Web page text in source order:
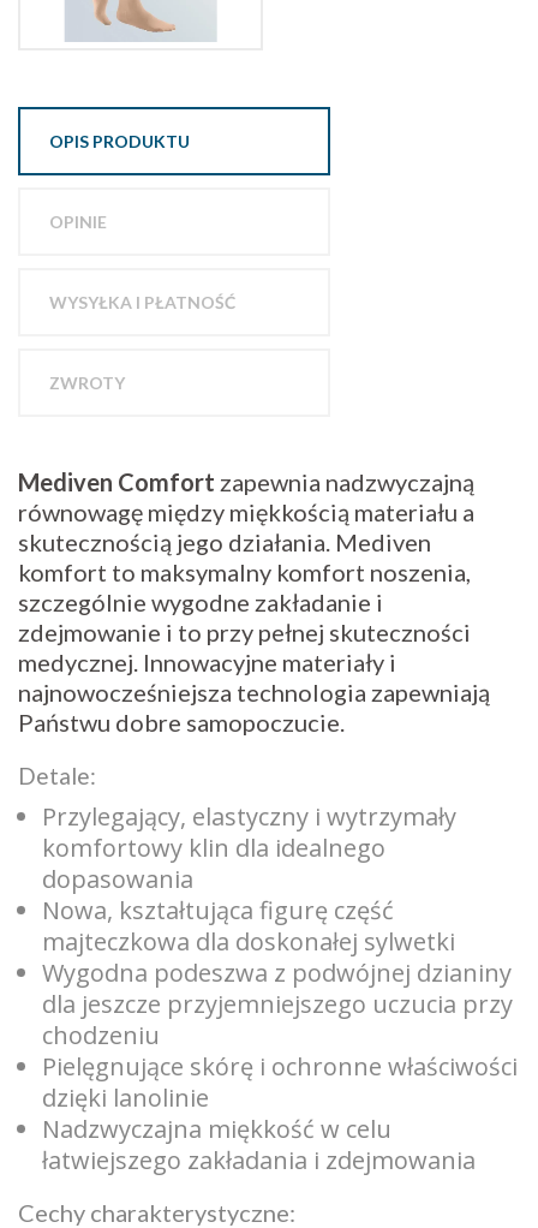
OPIS PRODUKTU
OPINIE
WYSYŁKA I PŁATNOŚĆ
ZWROTY
Mediven Comfort zapewnia nadzwyczajną
równowagę między miękkością materiału a
skutecznością jego działania. Mediven
komfort to maksymalny komfort noszenia,
szczególnie wygodne zakładanie i
zdejmowanie i to przy pełnej skuteczności
medycznej. Innowacyjne materiały i
najnowocześniejsza technologia zapewniają
Państwu dobre samopoczucie.
Detale:
Przylegający, elastyczny i wytrzymały
komfortowy klin dla idealnego
dopasowania
Nowa, kształtująca figurę część
majteczkowa dla doskonałej sylwetki
Wygodna podeszwa z podwójnej dzianiny
dla jeszcze przyjemniejszego uczucia przy
chodzeniu
Pielęgnujące skórę i ochronne właściwości
dzięki lanolinie
Nadzwyczajna miękkość w celu
łatwiejszego zakładania i zdejmowania
Cechy charakterystyczne: